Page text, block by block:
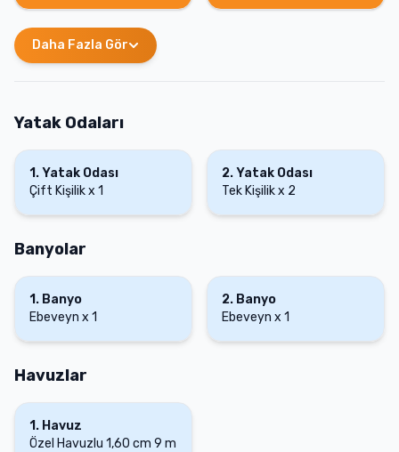
Daha Fazla Gör
Yatak Odaları
1 .Yatak Odası
Çift Kişilikx 1
2.Yatak Odası
Tek Kişilikx 2
Banyolar
1 . Banyo
Ebeveyn x 1
2. Banyo
Ebeveyn x 1
Havuzlar
1 . Havuz
Özel Havuzlu 1,60 cm 9 m